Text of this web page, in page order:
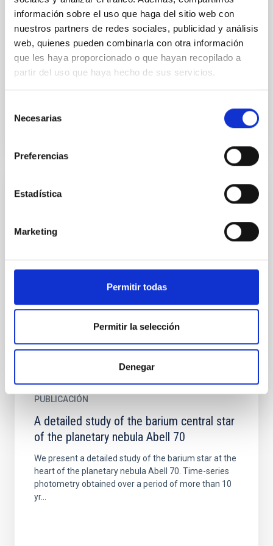
información sobre el uso que haga del sitio web con
nuestros partners de redes sociales, publicidad y análisis
web, quienes pueden combinarla con otra información
que les haya proporcionado o que hayan recopilado a
partir del uso que haya hecho de sus servicios.
Necesarias
Preferencias
Estadística
Marketing
Permitir todas
Permitir la selección
Denegar
Magellanic Cloud Planetary Nebulae. I. The
Small Magellanic Cloud
We present an analysis of elemental abundances of
He, N, O, Ne, S, and Ar in Magellanic Cloud planetary
nebulae (PNe) and focus initially on 14 PNe in the
PUBLICACIÓN
the Magellanic Clouds
PUBLICACIÓN
A detailed study of the barium central star
of the planetary nebula Abell 70
We present a detailed study of the barium star at the
heart of the planetary nebula Abell 70. Time-series
photometry obtained over a period of more than 10
yr...